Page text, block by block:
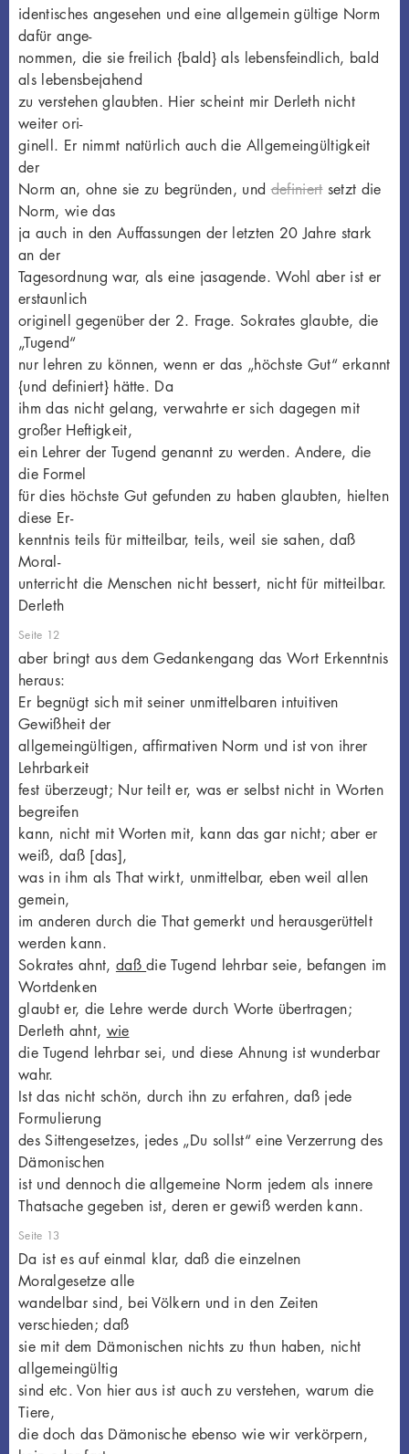
identisches angesehen und eine allgemein gültige Norm
dafür ange-
nommen, die sie freilich {bald} als lebensfeindlich, bald
als lebensbejahend
zu verstehen glaubten. Hier scheint mir Derleth nicht
weiter ori-
ginell. Er nimmt natürlich auch die Allgemeingültigkeit
der
Norm an, ohne sie zu begründen, unddefiniertsetzt die
Norm, wie das
ja auch in den Auffassungen der letzten 20 Jahre stark
an der
Tagesordnung war, als eine jasagende. Wohl aber ist er
erstaunlich
originell gegenüber der 2. Frage. Sokrates glaubte, die
„Tugend“
nur lehren zu können, wenn er das „höchste Gut“ erkannt
{und definiert} hätte. Da
ihm das nicht gelang, verwahrte er sich dagegen mit
großer Heftigkeit,
ein Lehrer der Tugend genannt zu werden. Andere, die
die Formel
für dies höchste Gut gefunden zu haben glaubten, hielten
diese Er-
kenntnis teils für mitteilbar, teils, weil sie sahen, daß
Moral-
unterricht die Menschen nicht bessert, nicht für mitteilbar.
Derleth
Seite 12
aber bringt aus dem Gedankengang das Wort Erkenntnis
heraus:
Er begnügt sich mit seiner unmittelbaren intuitiven
Gewißheit der
allgemeingültigen, affirmativen Norm und ist von ihrer
Lehrbarkeit
fest überzeugt; Nur teilt er, was er selbst nicht in Worten
begreifen
kann, nicht mit Worten mit, kann das gar nicht; aber er
weiß, daß [das],
was in ihm als That wirkt, unmittelbar, eben weil allen
gemein,
im anderen durch die That gemerkt und herausgerüttelt
werden kann.
Sokrates ahnt, daßdie Tugend lehrbar seie, befangen im
Wortdenken
glaubt er, die Lehre werde durch Worte übertragen;
Derleth ahnt, wie
die Tugend lehrbar sei, und diese Ahnung ist wunderbar
wahr.
Ist das nicht schön, durch ihn zu erfahren, daß jede
Formulierung
des Sittengesetzes, jedes „Du sollst“ eine Verzerrung des
Dämonischen
ist und dennoch die allgemeine Norm jedem als innere
Thatsache gegeben ist, deren er gewiß werden kann.
Seite 13
Da ist es auf einmal klar, daß die einzelnen
Moralgesetze alle
wandelbar sind, bei Völkern und in den Zeiten
verschieden; daß
sie mit dem Dämonischen nichts zu thun haben, nicht
allgemeingültig
sind etc. Von hier aus ist auch zu verstehen, warum die
Tiere,
die doch das Dämonische ebenso wie wir verkörpern,